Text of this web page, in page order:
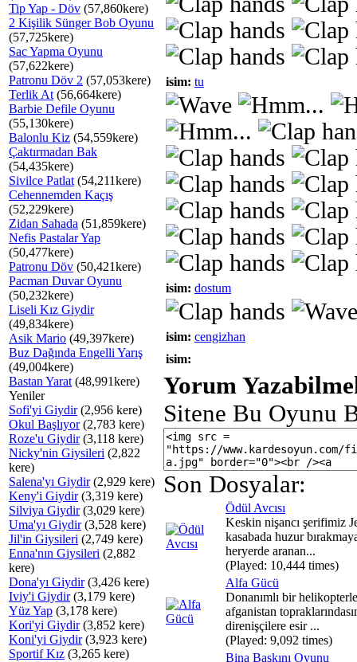
Tip Yap - Döv (57,860kere)
2 Kişilik Sünger Bob Oyunu
(57,725kere)
Sac Yapma Oyunu
(57,622kere)
Patronu Döv 2 (57,053kere)
Terlik At (56,664kere)
Barbie Defile Oyunu
(55,130kere)
Balonlu Kiz (54,559kere)
Çaktırmadan Bak
(54,435kere)
Sivilce Patlat (54,211kere)
Cehennemden Kaçış
(52,229kere)
Zidan Sahada (51,859kere)
Nefis Pastalar Yap
(50,477kere)
Patronu Döv (50,421kere)
Pacman Duvar Oyunu
(50,232kere)
Liseli Kız Giydir
(49,834kere)
Asik Mario (49,397kere)
Buz Dağında Engelli Yarış
(49,004kere)
Bastan Yarat (48,991kere)
Yeniler
Sofi'yi Giydir(2,956 kere)
Okul Başlıyor(2,783 kere)
Roze'u Giydir(3,118 kere)
Nicky'nin Giysileri (2,822
kere)
Salena'yı Giydir(2,929 kere)
Keny'i Giydir(3,319 kere)
Silviya Giydir(3,029 kere)
Uma'yı Giydir(3,528 kere)
Jil'in Giysileri (2,749 kere)
Enna'nın Giysileri (2,882
kere)
Dona'yı Giydir(3,426 kere)
Iviy'i Giydir(3,179 kere)
Yüz Yap (3,178 kere)
Kori'yi Giydir(3,852 kere)
Koni'yi Giydir(3,923 kere)
Sportif Kız (3,265 kere)
isim: tu
isim: dostum
isim: cengizhan
isim:
Yorum
Sitene Bu Oyunu
Son Dosyalar:
Ödül Avcısı
Keskin nişancı şerifimiz
kasabada huzur
heryerde aranan...
(Played: 10,444 times)
Alfa Gücü
Donanımlı bir helikopterle
afganistan
direnişçilere esir ...
(Played: 9,092 times)
Bina Baskını Oyunu